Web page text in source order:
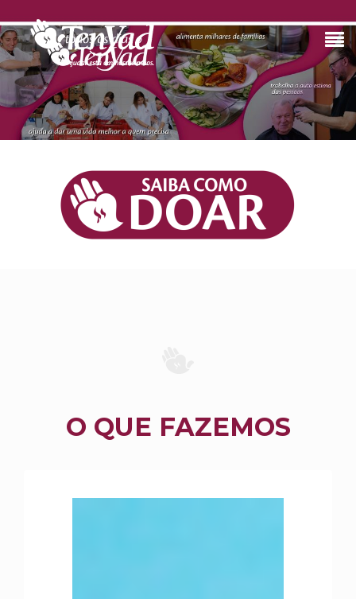
O QUE FAZEMOS